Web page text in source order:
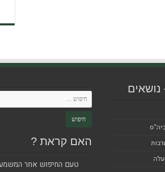
נושאים
האם קראת ?
טעם החיפוש אחר